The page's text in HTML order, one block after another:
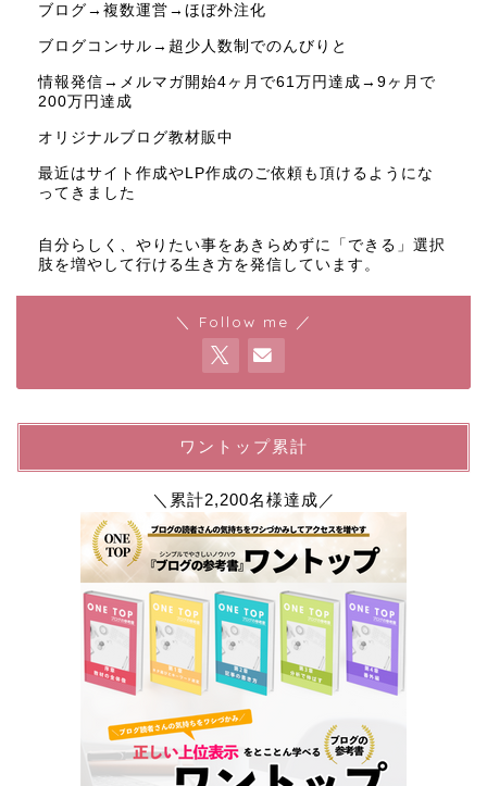
ブログ→複数運営→ほぼ外注化
ブログコンサル→超少人数制でのんびりと
情報発信→メルマガ開始4ヶ月で61万円達成→9ヶ月で
200万円達成
オリジナルブログ教材販中
最近はサイト作成やLP作成のご依頼も頂けるようにな
ってきました
自分らしく、やりたい事をあきらめずに「できる」選択
肢を増やして行ける生き方を発信しています。
＼ Follow me ／
ワントップ累計
＼累計2,200名様達成／